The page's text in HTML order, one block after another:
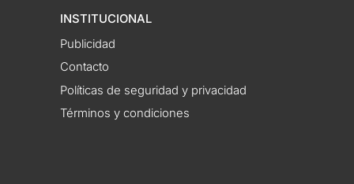
INSTITUCIONAL
Publicidad
Contacto
Políticas de seguridad y privacidad
Términos y condiciones